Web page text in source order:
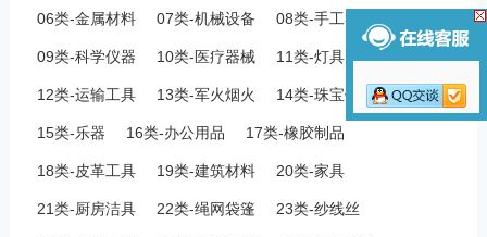
06类-金属材料 07类-机械设备 08类-手工器械
09类-科学仪器 10类-医疗器械 11类-灯具空调
12类-运输工具 13类-军火烟火 14类-珠宝钟表
15类-乐器 16类-办公用品 17类-橡胶制品
18类-皮革工具 19类-建筑材料 20类-家具
21类-厨房洁具 22类-绳网袋篷 23类-纱线丝